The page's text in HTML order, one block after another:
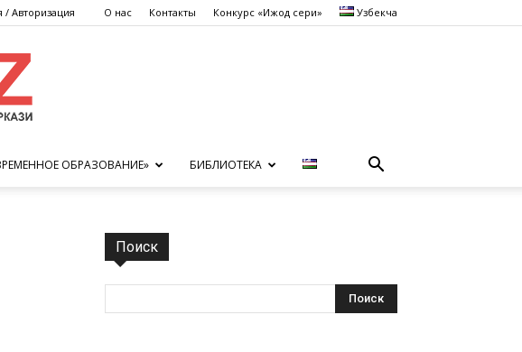
/ Авторизация О нас Контакты Конкурс «Ижод сеҳри» Узбекча
ОБРАЗОВАНИЕ» БИБЛИОТЕКА
Поиск